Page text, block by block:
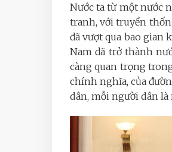
Nước ta từ một nước
tranh, với truyền
đã vượt qua bao gian
Nam đã trở thành
càng quan trọng
chính nghĩa, của
dân, mỗi người dân là